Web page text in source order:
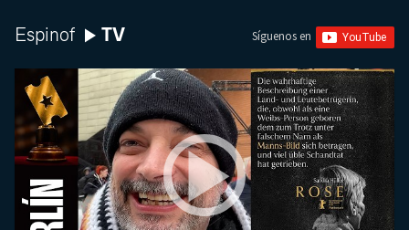
Espinof TV Síguenos en